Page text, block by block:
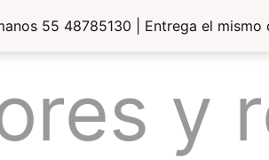
55 48785130 | Entrega el mismo
y